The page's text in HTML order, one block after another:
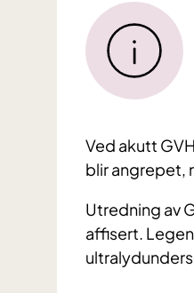
Ved akutt
blir angrepet,
Utredning av
affisert.